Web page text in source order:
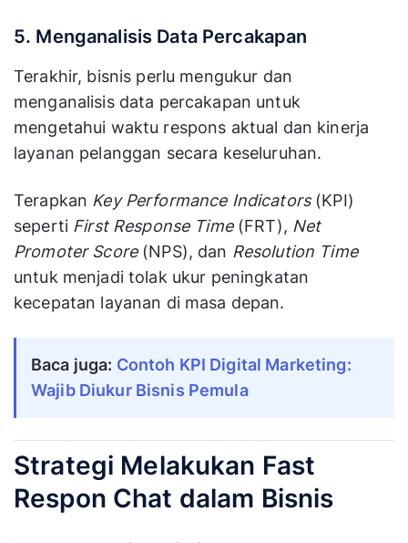
5. Menganalisis Data Percakapan
Terakhir, bisnis perlu mengukur dan
menganalisis data percakapan untuk
mengetahui waktu respons aktual dan kinerja
layanan pelanggan secara keseluruhan.
Terapkan Key Performance Indicators(KPI)
seperti First Response Time(FRT), Net
Promoter Score(NPS), dan Resolution Time
untuk menjadi tolak ukur peningkatan
kecepatan layanan di masa depan.
Baca juga: Contoh KPI Digital Marketing:
Wajib Diukur Bisnis Pemula
Strategi Melakukan Fast
Respon Chat dalam Bisnis